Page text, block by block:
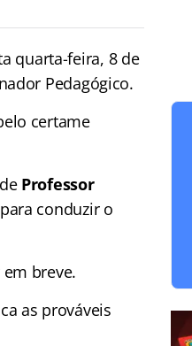
quarta-feira, 8 de
Pedagógico.
certame
Professor
conduzir o
breve.
as prováveis